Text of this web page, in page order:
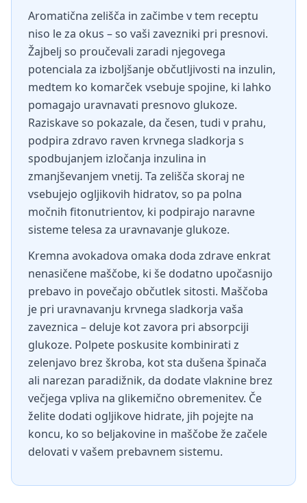
Aromatična zelišča in začimbe v tem receptu
niso le za okus – so vaši zavezniki pri presnovi.
Žajbelj so proučevali zaradi njegovega
potenciala za izboljšanje občutljivosti na inzulin,
medtem ko komarček vsebuje spojine, ki lahko
pomagajo uravnavati presnovo glukoze.
Raziskave so pokazale, da česen, tudi v prahu,
podpira zdravo raven krvnega sladkorja s
spodbujanjem izločanja inzulina in
zmanjševanjem vnetij. Ta zelišča skoraj ne
vsebujejo ogljikovih hidratov, so pa polna
močnih fitonutrientov, ki podpirajo naravne
sisteme telesa za uravnavanje glukoze.
Kremna avokadova omaka doda zdrave enkrat
nenasičene maščobe, ki še dodatno upočasnijo
prebavo in povečajo občutlek sitosti. Maščoba
je pri uravnavanju krvnega sladkorja vaša
zaveznica – deluje kot zavora pri absorpciji
glukoze. Polpete poskusite kombinirati z
zelenjavo brez škroba, kot sta dušena špinača
ali narezan paradižnik, da dodate vlaknine brez
večjega vpliva na glikemično obremenitev. Če
želite dodati ogljikove hidrate, jih pojejte na
koncu, ko so beljakovine in maščobe že začele
delovati v vašem prebavnem sistemu.